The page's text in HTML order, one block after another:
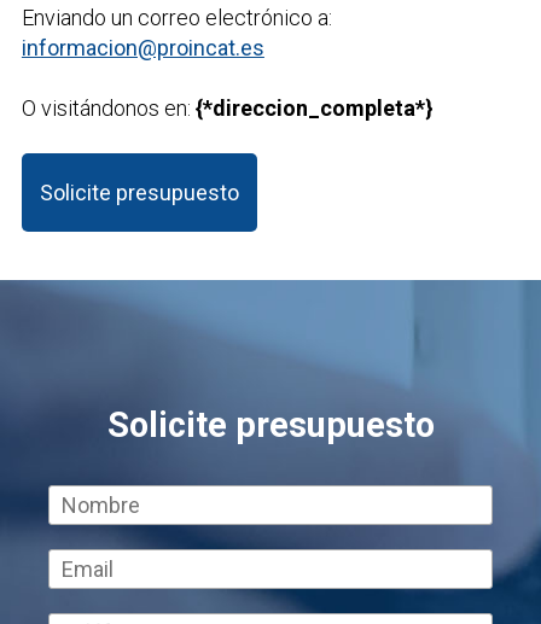
Enviando un correo electrónico a:
informacion@proincat.es
O visitándonos en: {*direccion_completa*}
Solicite presupuesto
Solicite presupuesto